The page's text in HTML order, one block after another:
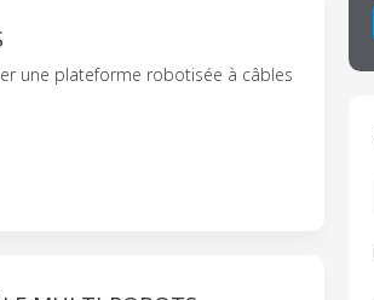
une plateforme robotisée à câbles